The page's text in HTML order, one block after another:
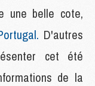
une belle cote,
D'autres
cet été
de la